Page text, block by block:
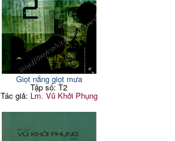
Giọt nắng giọt mưa
Tập số: T2
Tác giả: Lm. Vũ Khởi Phụng